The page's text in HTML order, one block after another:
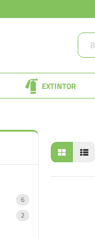
EXTINTOR
6item
2item